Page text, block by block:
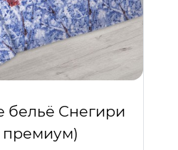
бельё Снегири
премиум)